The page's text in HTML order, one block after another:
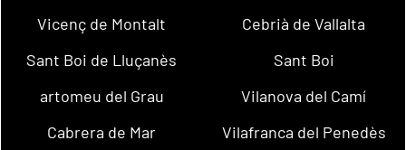
Vicenç de Montalt
Cebrià de Vallalta
Sant Boi de Lluçanès
Sant Boi
artomeu del Grau
Vilanova del Camí
Cabrera de Mar
Vilafranca del Penedès